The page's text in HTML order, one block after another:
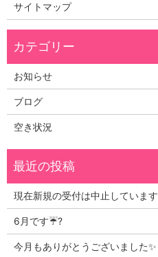
サイトマップ
お知らせ
ブログ
空き状況
現在新規の受付は中止しています
6月です☔?
今月もありがとうございました✨